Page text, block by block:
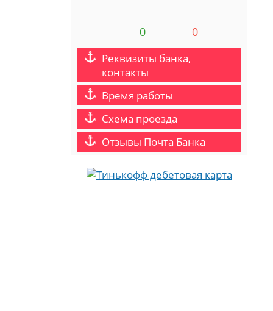
0 0
Реквизиты банка,
контакты
Время работы
Схема проезда
Отзывы Почта Банка